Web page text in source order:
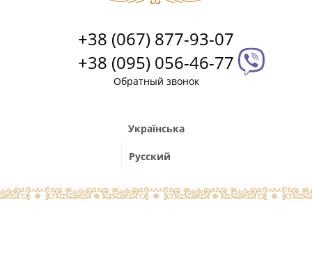
+38 (067) 877-93-07
+38 (095) 056-46-77
Обратный звонок
Українська
Русский